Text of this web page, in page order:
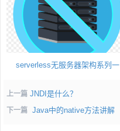
serverless无服务器架构系列一
上一篇 JNDI是什么？
下一篇 Java中的native方法讲解